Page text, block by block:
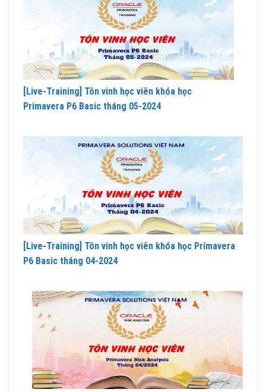
[Live-Training] Tôn vinh học viên khóa học
Primavera P6 Basic tháng 05-2024
[Live-Training] Tôn vinh học viên khóa học Primavera
P6 Basic tháng 04-2024